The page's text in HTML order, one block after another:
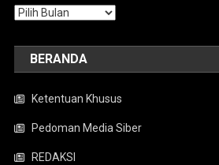
Arsip
BERANDA
Ketentuan Khusus
Pedoman Media Siber
REDAKSI